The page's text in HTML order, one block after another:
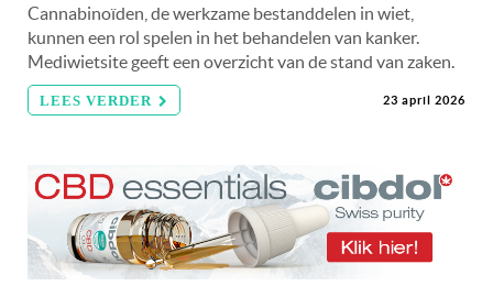
Cannabinoïden, de werkzame bestanddelen in wiet,
kunnen een rol spelen in het behandelen van kanker.
Mediwietsite geeft een overzicht van de stand van zaken.
LEES VERDER 23 april 2026